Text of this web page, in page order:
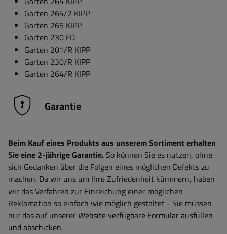
Garten 264/2 KIPP
Garten 265 KIPP
Garten 230 FD
Garten 201/R KIPP
Garten 230/R KIPP
Garten 264/R KIPP
Garantie
Beim Kauf eines Produkts aus unserem Sortiment erhalten
Sie eine 2-jährige Garantie. So können Sie es nutzen, ohne
sich Gedanken über die Folgen eines möglichen Defekts zu
machen. Da wir uns um Ihre Zufriedenheit kümmern, haben
wir das Verfahren zur Einreichung einer möglichen
Reklamation so einfach wie möglich gestaltet - Sie müssen
nur das auf unsererWebsite verfügbare Formular ausfüllen
und abschicken.